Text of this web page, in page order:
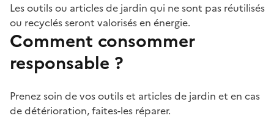
Les outils ou articles de jardin qui ne sont pas réutilisés
ou recyclés seront valorisés en énergie.
Comment consommer
responsable ?
Prenez soin de vos outils et articles de jardin et en cas
de détérioration, faites-les réparer.